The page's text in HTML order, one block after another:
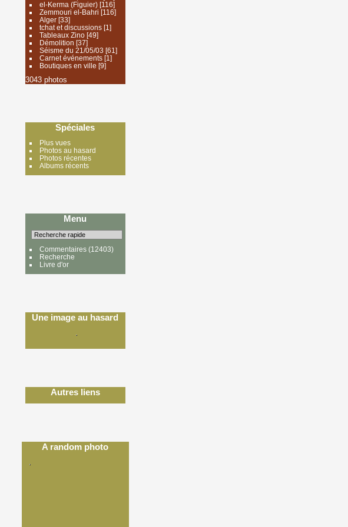
el-Kerma (Figuier)[116]
Zemmouri el-Bahri [116]
Alger[33]
tchat et discussions[1]
Tableaux Zino[49]
Démolition [37]
Séisme du 21/05/03 [61]
Carnet événements[1]
Boutiques en ville [9]
3043 photos
Spéciales
Plus vues
Photos au hasard
Photos récentes
Albums récents
Menu
Commentaires(12403)
Recherche
Livre d'or
Une image au hasard
Autres liens
A random photo